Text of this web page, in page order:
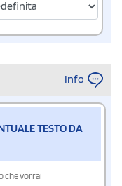
Info
TESTO DA
che vorrai